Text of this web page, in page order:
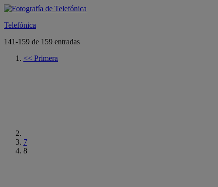
Telefónica
141-159 de 159 entradas
<< Primera
7
8